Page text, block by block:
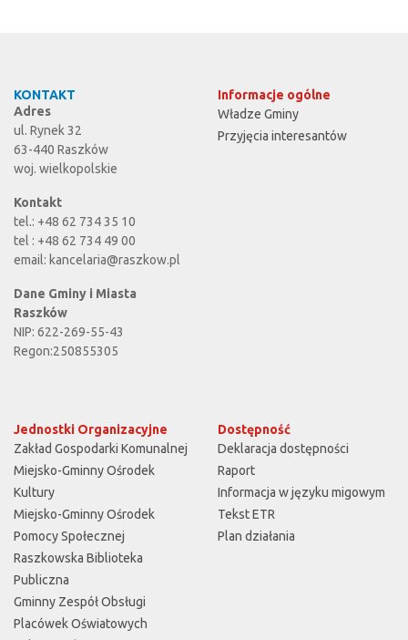
KONTAKT
Adres
ul. Rynek 32
63-440 Raszków
woj. wielkopolskie
Kontakt
tel.: +48 62 734 35 10
tel : +48 62 734 49 00
email: kancelaria@raszkow.pl
Dane Gminy i Miasta
Raszków
NIP: 622-269-55-43
Regon:250855305
Informacje ogólne
Władze Gminy
Przyjęcia interesantów
Jednostki Organizacyjne
Zakład Gospodarki Komunalnej
Miejsko-Gminny Ośrodek
Kultury
Miejsko-Gminny Ośrodek
Pomocy Społecznej
Raszkowska Biblioteka
Publiczna
Gminny Zespół Obsługi
Placówek Oświatowych
Dostępność
Deklaracja dostępności
Raport
Informacja w języku migowym
Tekst ETR
Plan działania